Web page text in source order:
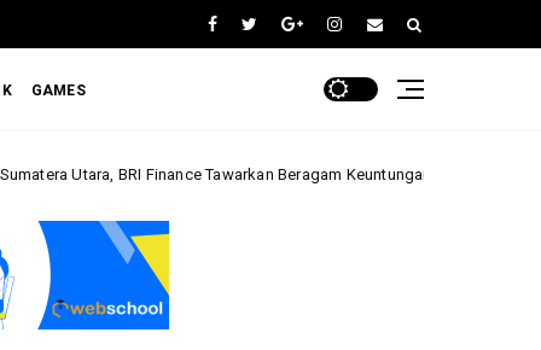
GAMES
Finance Tawarkan Beragam Keuntungan Pembiayaan Kendaraan